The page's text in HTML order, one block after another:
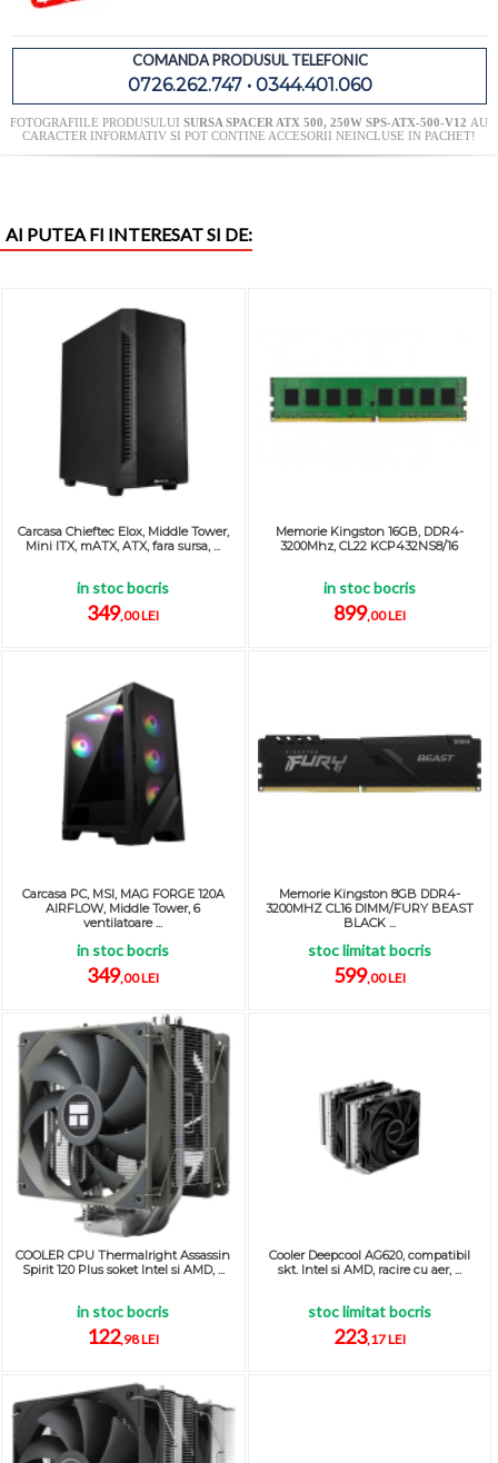
COMANDA PRODUSUL TELEFONIC
0726.262.747 • 0344.401.060
FOTOGRAFIILE PRODUSULUI SURSA SPACER ATX 500, 250W SPS-ATX-500-V12 AU
CARACTER INFORMATIV SI POT CONTINE ACCESORII NEINCLUSE IN PACHET!
AI PUTEA FI INTERESAT SI DE:
Carcasa Chieftec Elox, Middle Tower,
Mini ITX, mATX, ATX, fara sursa, ...
in stoc bocris
349,00 LEI
Memorie Kingston 16GB, DDR4-
3200Mhz, CL22 KCP432NS8/16
in stoc bocris
899,00 LEI
Carcasa PC, MSI, MAG FORGE 120A
AIRFLOW, Middle Tower, 6
ventilatoare ...
in stoc bocris
349,00 LEI
Memorie Kingston 8GB DDR4-
3200MHZ CL16 DIMM/FURY BEAST
BLACK ...
stoc limitat bocris
599,00 LEI
COOLER CPU Thermalright Assassin
Spirit 120 Plus soket Intel si AMD, ...
in stoc bocris
122,98 LEI
Cooler Deepcool AG620, compatibil
skt. Intel si AMD, racire cu aer, ...
stoc limitat bocris
223,17 LEI